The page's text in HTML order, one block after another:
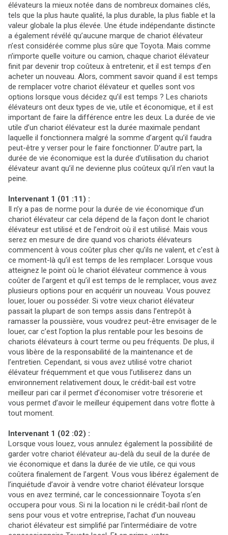
élévateurs la mieux notée dans de nombreux domaines clés,
tels que la plus haute qualité, la plus durable, la plus fiable et la
valeur globale la plus élevée. Une étude indépendante distincte
a également révélé qu’aucune marque de chariot élévateur
n’est considérée comme plus sûre que Toyota. Mais comme
n’importe quelle voiture ou camion, chaque chariot élévateur
finit par devenir trop coûteux à entretenir, et il est temps d’en
acheter un nouveau. Alors, comment savoir quand il est temps
de remplacer votre chariot élévateur et quelles sont vos
options lorsque vous décidez qu’il est temps ? Les chariots
élévateurs ont deux types de vie, utile et économique, et il est
important de faire la différence entre les deux. La durée de vie
utile d’un chariot élévateur est la durée maximale pendant
laquelle il fonctionnera malgré la somme d’argent qu’il faudra
peut-être y verser pour le faire fonctionner. D’autre part, la
durée de vie économique est la durée d’utilisation du chariot
élévateur avant qu’il ne devienne plus coûteux qu’il n’en vaut la
peine.
Intervenant 1 (01 :11) :
Il n’y a pas de norme pour la durée de vie économique d’un
chariot élévateur car cela dépend de la façon dont le chariot
élévateur est utilisé et de l’endroit où il est utilisé. Mais vous
serez en mesure de dire quand vos chariots élévateurs
commencent à vous coûter plus cher qu’ils ne valent, et c’est à
ce moment-là qu’il est temps de les remplacer. Lorsque vous
atteignez le point où le chariot élévateur commence à vous
coûter de l’argent et qu’il est temps de le remplacer, vous avez
plusieurs options pour en acquérir un nouveau. Vous pouvez
louer, louer ou posséder. Si votre vieux chariot élévateur
passait la plupart de son temps assis dans l’entrepôt à
ramasser la poussière, vous voudrez peut-être envisager de le
louer, car c’est l’option la plus rentable pour les besoins de
chariots élévateurs à court terme ou peu fréquents. De plus, il
vous libère de la responsabilité de la maintenance et de
l’entretien. Cependant, si vous avez utilisé votre chariot
élévateur fréquemment et que vous l’utiliserez dans un
environnement relativement doux, le crédit-bail est votre
meilleur pari car il permet d’économiser votre trésorerie et
vous permet d’avoir le meilleur équipement dans votre flotte à
tout moment.
Intervenant 1 (02 :02) :
Lorsque vous louez, vous annulez également la possibilité de
garder votre chariot élévateur au-delà du seuil de la durée de
vie économique et dans la durée de vie utile, ce qui vous
coûtera finalement de l’argent. Vous vous libérez également de
l’inquiétude d’avoir à vendre votre chariot élévateur lorsque
vous en avez terminé, car le concessionnaire Toyota s’en
occupera pour vous. Si ni la location ni le crédit-bail n’ont de
sens pour vous et votre entreprise, l’achat d’un nouveau
chariot élévateur est simplifié par l’intermédiaire de votre